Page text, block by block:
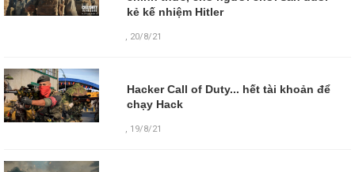
kẻ kế nhiệm Hitler
, 20/8/21
Hacker Call of Duty... hết tài khoản để
chạy Hack
, 19/8/21